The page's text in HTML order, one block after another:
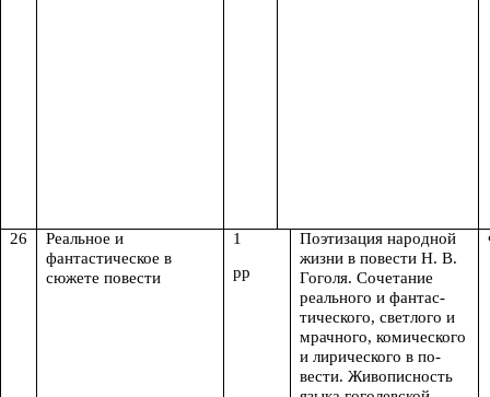
26
Реальное и
фантастическое в
сюжете повести
1
рр
Поэтизация народной
жизни в повести Н. В.
Гоголя. Сочетание
реального и фантас-
тического, светлого и
мрачного, комического
и лирического в по-
вести. Живописность